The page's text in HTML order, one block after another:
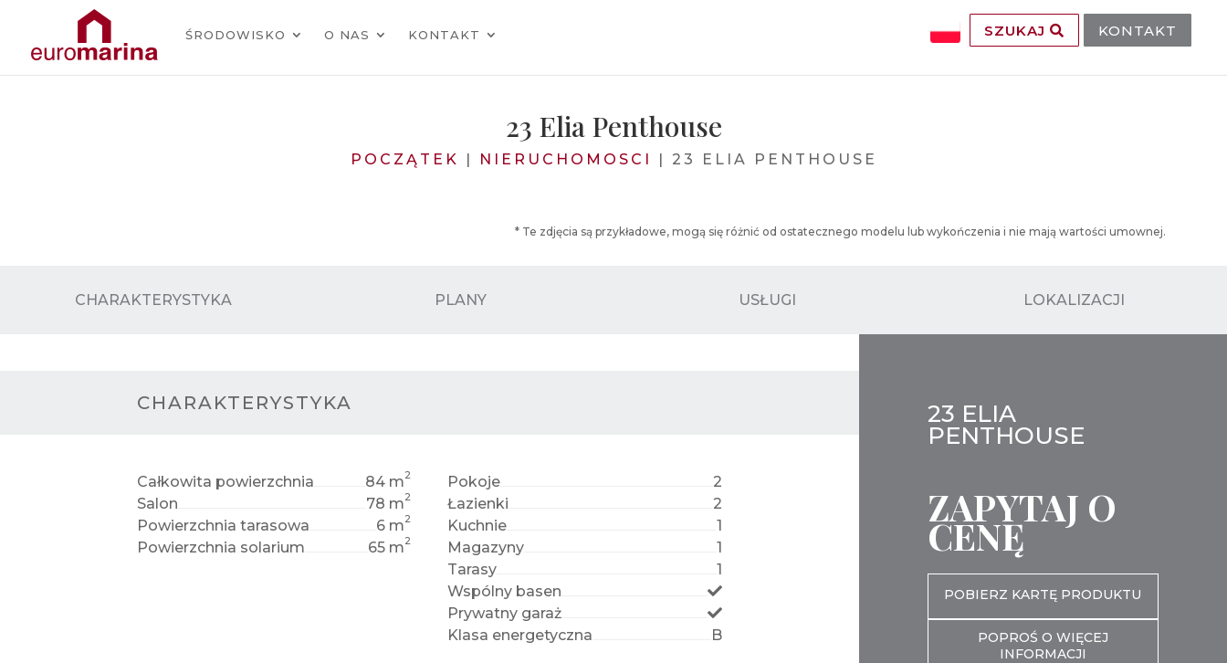
ŚRODOWISKO O NAS KONTAKT SZUKAJ KONTAKT
23 Elia Penthouse
POCZĄTEK | NIERUCHOMOSCI | 23 ELIA PENTHOUSE
* Te zdjęcia są przykładowe, mogą się różnić od ostatecznego modelu lub wykończenia i nie mają wartości umownej.
CHARAKTERYSTYKA PLANY USŁUGI LOKALIZACJI
CHARAKTERYSTYKA
Całkowita powierzchnia 84 m2
Salon 78 m2
Powierzchnia tarasowa 6 m2
Powierzchnia solarium 65 m2
Pokoje
2
Łazienki
2
Kuchnie
1
Magazyny
1
Tarasy
1
Wspólny basen
Prywatny garaż
Klasa energetyczna
B
23 ELIA
PENTHOUSE
ZAPYTAJ O
CENĘ
POBIERZ KARTĘ PRODUKTU
POPROŚ O WIĘCEJ
INFORMACJI